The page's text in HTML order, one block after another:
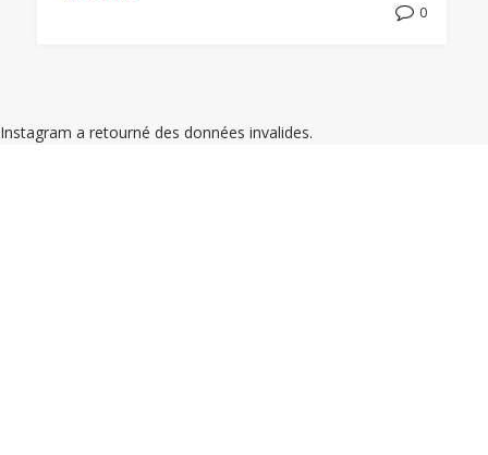
0
Instagram a retourné des données invalides.